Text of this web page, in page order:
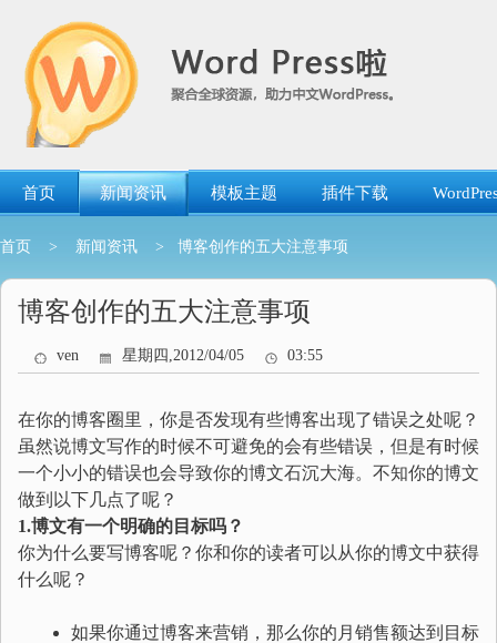
首页 新闻资讯 模板主题 插件下载
首页 > 新闻资讯 > 博客创作的五大注意事项
博客创作的五大注意事项
ven 星期四,2012/04/05 03:55
在你的博客圈里，你是否发现有些博客出现了错误之处呢？
虽然说博文写作的时候不可避免的会有些错误，但是有时候
一个小小的错误也会导致你的博文石沉大海。不知你的博文
做到以下几点了呢？
1.博文有一个明确的目标吗？
你为什么要写博客呢？你和你的读者可以从你的博文中获得
什么呢？
如果你通过博客来营销，那么你的月销售额达到目标